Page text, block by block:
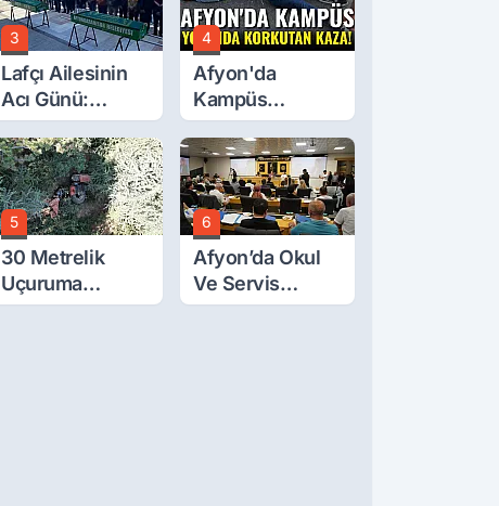
3
Lafçı Ailesinin
Acı Günü:
Beytullah Lafçı
Vefat Etti
4
Afyon'da
Kampüs
Yolunda
Korkutan Kaza!
5
30 Metrelik
Uçuruma
Yuvarlanan
6
Afyon’da Okul
Ve Servis
Ücretleri